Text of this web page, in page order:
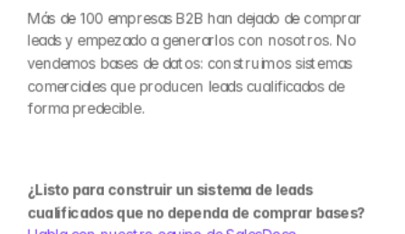
Más de 100 empresas B2B han dejado de comprar
leads y empezado a generarlos con nosotros. No
vendemos bases de datos: construimos sistemas
comerciales que producen leads cualificados de
forma predecible.
¿Listo para construir un sistema de leads